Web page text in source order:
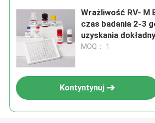
Wrażliwość RV- M
czas badania 2-3
uzyskania
MOQ： 1
Kontyntynuj